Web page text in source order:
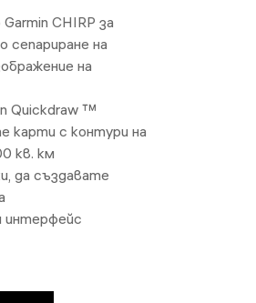
CHIRP за
сепариране на
на
Quickdraw ™
карти с контури на
кв. км
да създавате
интерфейс